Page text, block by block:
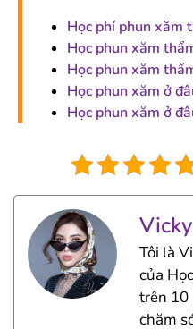
Học phí phun xăm
Học phun xăm
Học phun xăm
Học phun xăm ở
Học phun xăm ở
Tôi là
của
trên 10
chăm